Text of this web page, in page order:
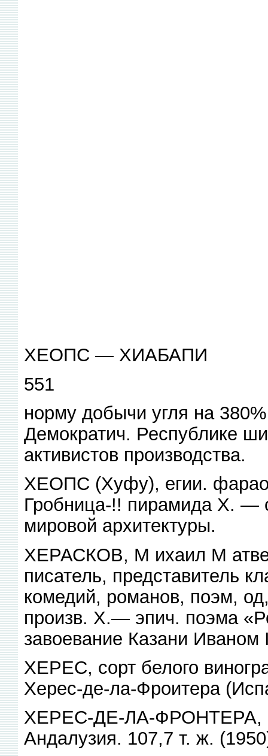
ХЕОПС — ХИАБАПИ
551
норму добычи угля на
Демократич. Республике
активистов производства.
ХЕОПС (Xуфу), егии.
Гробница-!! пирамида X. —
мировой архитектуры.
ХЕРАСКОВ, М ихаил М
писатель, представитель
комедий, романов, поэм,
произв. X.— эпич. поэма
завоевание Казани Иваном
ХЕРЕС, сорт белого
Херес-де-ла-Фроитера
ХЕРЕС-ДЕ-ЛА-ФРОНТЕРА,
Андалузия. 107,7 т. ж.